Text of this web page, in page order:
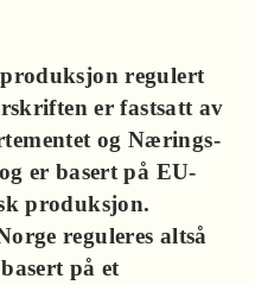
regulert
er fastsatt av
og Nærings-
er basert på EU-
produksjon.
reguleres altså
på et